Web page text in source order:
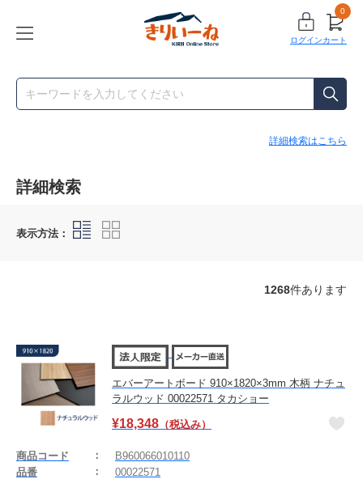
ログイン
0
カート
詳細検索はこちら
詳細検索
表示方法：
1268件あります
エバーアートボード 910×1820×3mm 木柄 ナチュ
ラルウッド 00022571 タカショー
¥18,348 （税込み）
商品コード
B960066010110
品番
00022571